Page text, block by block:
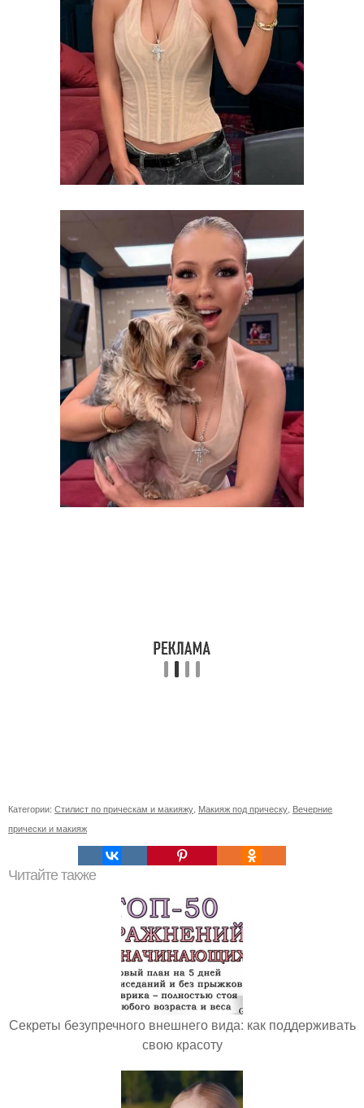
Категории: Стилист по прическам и макияжу Макияж под прическу Вечерние
прически и макияж
Читайте также
Секреты безупречного внешнего вида: как поддерживать
свою красоту